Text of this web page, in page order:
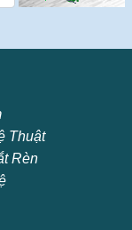
Thuật
Rèn